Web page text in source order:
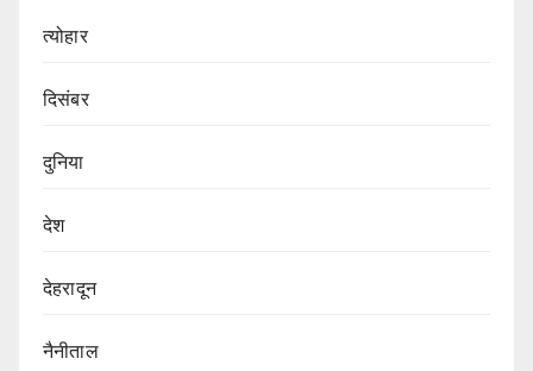
त्योहार
दिसंबर
दुनिया
देश
देहरादून
नैनीताल